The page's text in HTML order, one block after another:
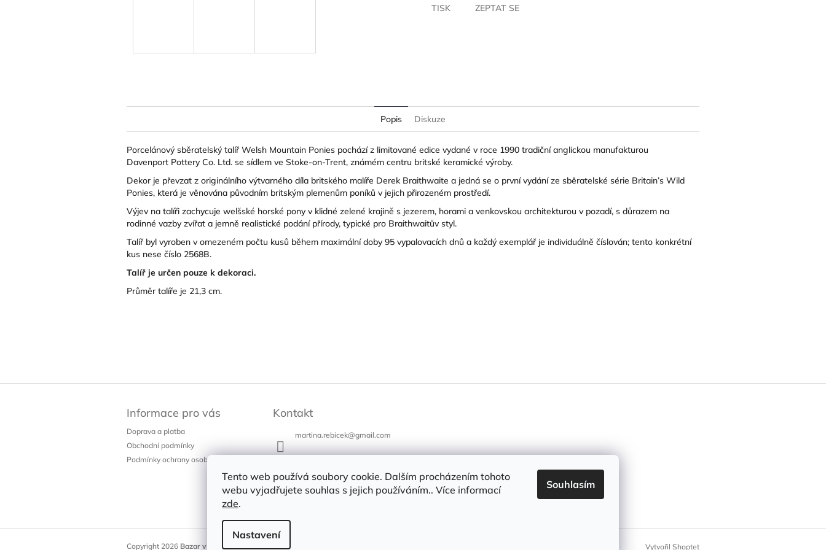
Tento web používá soubory cookie. Dalším procházením tohoto
webu vyjadřujete souhlas s jejich používáním.. Více informací
zde.
Nastavení
Souhlasím
TISK ZEPTAT SE
Popis Diskuze
Porcelánový sběratelský talíř Welsh Mountain Ponies pochází z limitované edice vydané v roce 1990 tradiční anglickou manufakturou
Davenport Pottery Co. Ltd. se sídlem ve Stoke-on-Trent, známém centru britské keramické výroby.
Dekor je převzat z originálního výtvarného díla britského malíře Derek Braithwaite a jedná se o první vydání ze sběratelské série Britain’s Wild
Ponies, která je věnována původním britským plemenům poníků v jejich přirozeném prostředí.
Výjev na talíři zachycuje welšské horské pony v klidné zelené krajině s jezerem, horami a venkovskou architekturou v pozadí, s důrazem na
rodinné vazby zvířat a jemně realistické podání přírody, typické pro Braithwaitův styl.
Talíř byl vyroben v omezeném počtu kusů během maximální doby 95 vypalovacích dnů a každý exemplář je individuálně číslován; tento konkrétní
kus nese číslo 2568B.
Talíř je určen pouze k dekoraci.
Průměr talíře je 21,3 cm.
Informace pro vás
Doprava a platba
Obchodní podmínky
Podmínky ochrany osobních údajů
Kontakt
martina.rebicek@gmail.com
Bazar v Poli
Vytvořil Shoptet
Copyright 2026 Bazar v Poli . Všechna práva vyhrazena.